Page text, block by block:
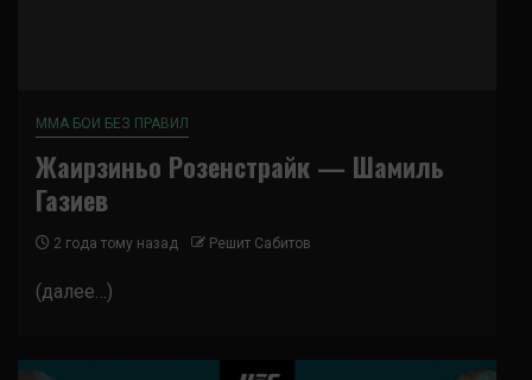
ММА БОИ БЕЗ ПРАВИЛ
Жаирзиньо Розенстрайк — Шамиль
Газиев
2 года тому назад Решит Сабитов
(далее…)